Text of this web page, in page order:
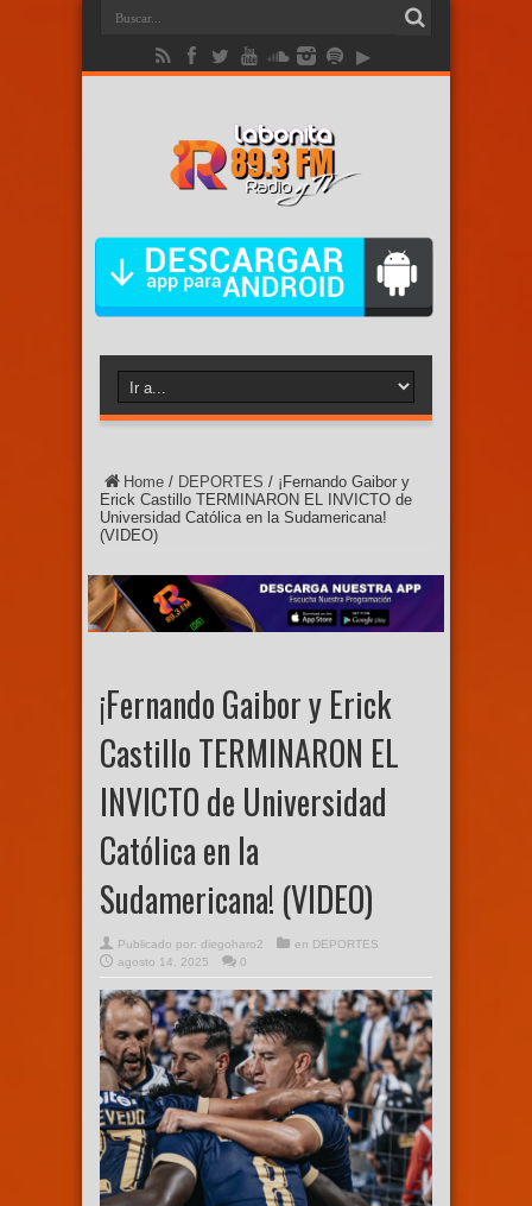
Home / DEPORTES / ¡Fernando Gaibor y
Erick Castillo TERMINARON EL INVICTO de
Universidad Católica en la Sudamericana!
(VIDEO)
¡Fernando Gaibor y Erick
Castillo TERMINARON EL
INVICTO de Universidad
Católica en la
Sudamericana! (VIDEO)
Publicado por: diegoharo2 en DEPORTES
agosto 14, 2025
0